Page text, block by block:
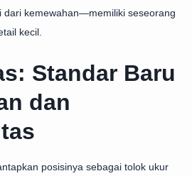
dari kemewahan—memiliki seseorang
kecil.
Standar Baru
dan
posisinya sebagai tolok ukur